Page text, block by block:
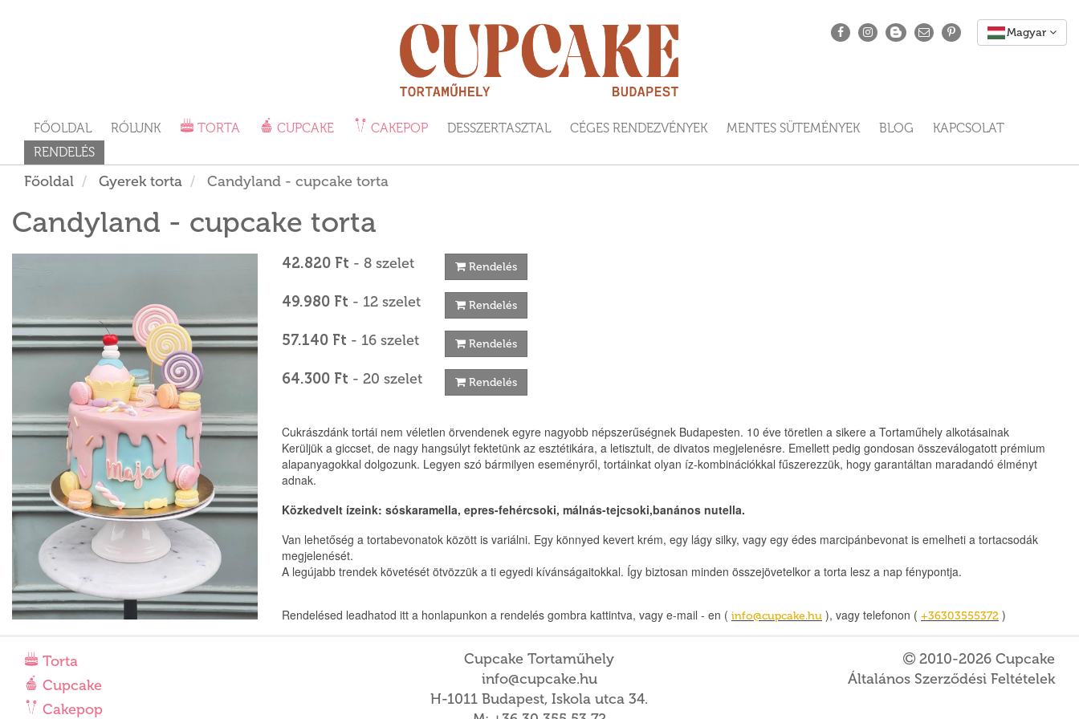
FŐOLDAL RÓLUNK TORTA CUPCAKE CAKEPOP DESSZERTASZTAL CÉGES RENDEZVÉNYEK MENTES SÜTEMÉNYEK BLOG
KAPCSOLAT
RENDELÉS
Főoldal Gyerek torta Candyland - cupcake torta
Candyland - cupcake torta
42.820 Ft - 8 szelet Rendelés
49.980 Ft - 12 szelet Rendelés
57.140 Ft - 16 szelet Rendelés
64.300 Ft - 20 szelet Rendelés
Cukrászdánk tortái nem véletlen örvendenek egyre nagyobb népszerűségnek Budapesten. 10 éve töretlen a sikere a Tortaműhely alkotásainak
Kerüljük a giccset, de nagy hangsúlyt fektetünk az esztétikára, a letisztult, de divatos megjelenésre. Emellett pedig gondosan összeválogatott prémium
alapanyagokkal dolgozunk. Legyen szó bármilyen eseményről, tortáinkat olyan íz-kombinációkkal fűszerezzük, hogy garantáltan maradandó élményt
adnak.
Közkedvelt ízeink: sóskaramella, epres-fehércsoki, málnás-tejcsoki,banános nutella.
Van lehetőség a tortabevonatok között is variálni. Egy könnyed kevert krém, egy lágy silky, vagy egy édes marcipánbevonat is emelheti a tortacsodák
megjelenését.
A legújabb trendek követését ötvözzük a ti egyedi kívánságaitokkal. Így biztosan minden összejövetelkor a torta lesz a nap fénypontja.
Rendelésed leadhatod itt a honlapunkon a rendelés gombra kattintva, vagy e-mail - en ( info@cupcake.hu ), vagy telefonon ( +36303555372 )
Torta
Cupcake
Cakepop
Cupcake Tortaműhely
info@cupcake.hu
H-1011 Budapest, Iskola utca 34.
2010-2026 Cupcake
Általános Szerződési Feltételek